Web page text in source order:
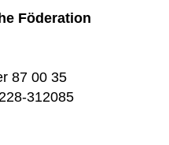
Föderation
87 00 35
312085